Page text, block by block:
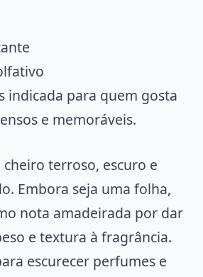
indicada para quem gosta
e memoráveis.
terroso, escuro e
Embora seja uma folha,
nota amadeirada por dar
e textura à fragrância.
escurecer perfumes e